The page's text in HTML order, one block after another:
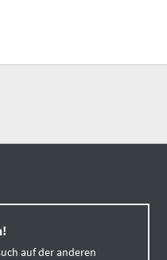
auf der anderen